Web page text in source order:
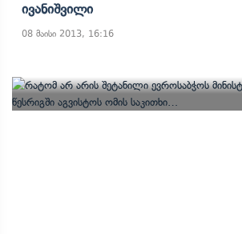
Ივანიშვილი
08 მაისი 2013, 16:16